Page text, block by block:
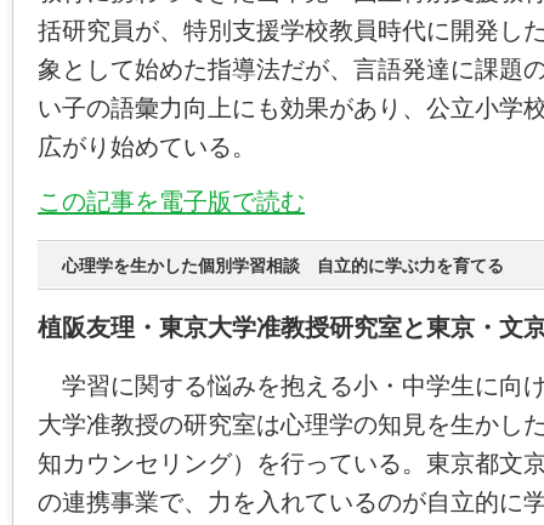
括研究員が、特別支援学校教員時代に開発し
象として始めた指導法だが、言語発達に課題
い子の語彙力向上にも効果があり、公立小学
広がり始めている。
この記事を電子版で読む
心理学を生かした個別学習相談 自立的に学ぶ力を育てる
植阪友理・東京大学准教授研究室と東京・文
学習に関する悩みを抱える小・中学生に向
大学准教授の研究室は心理学の知見を生かし
知カウンセリング）を行っている。東京都文
の連携事業で、力を入れているのが自立的に